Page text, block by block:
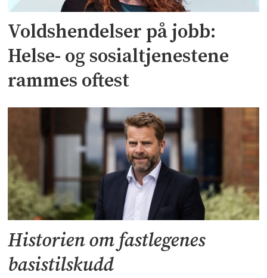
Voldshendelser på jobb:
Helse- og sosialtjenestene
rammes oftest
Historien om fastlegenes
basistilskudd